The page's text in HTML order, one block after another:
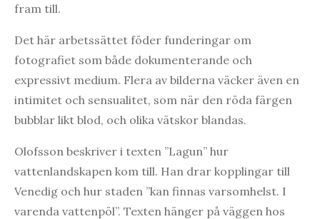
fram till.
Det här arbetssättet föder funderingar om
fotografiet som både dokumenterande och
expressivt medium. Flera av bilderna väcker även en
intimitet och sensualitet, som när den röda färgen
bubblar likt blod, och olika vätskor blandas.
Olofsson beskriver i texten ”Lagun” hur
vattenlandskapen kom till. Han drar kopplingar till
Venedig och hur staden ”kan finnas varsomhelst. I
varenda vattenpöl”. Texten hänger på väggen hos